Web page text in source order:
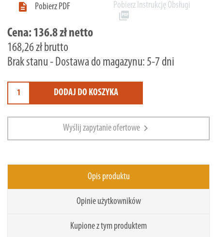

Pobierz PDF Pobierz Instrukcję Obsługi
picture_as_pdf
Cena: 136.8 zł netto
168,26 zł brutto
Brak stanu - Dostawa do magazynu: 5-7 dni
DODAJ DO KOSZYKA
Wyślij zapytanie ofertowe chevron_right
Opis produktu
Opinie użytkowników
Kupione z tym produktem